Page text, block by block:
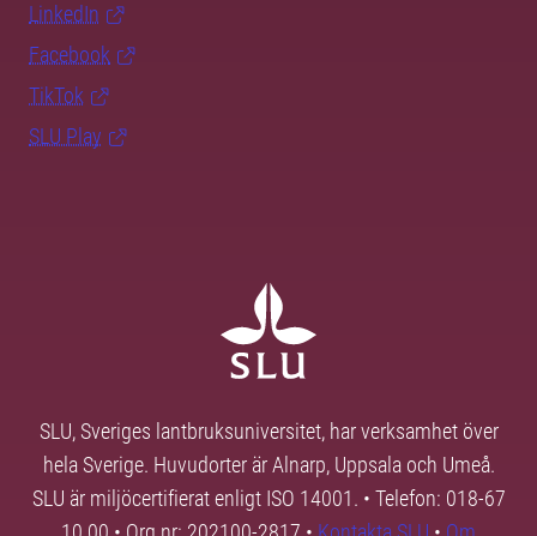
LinkedIn
Facebook
TikTok
SLU Play
SLU, Sveriges lantbruksuniversitet, har verksamhet över
hela Sverige. Huvudorter är Alnarp, Uppsala och Umeå.
SLU är miljöcertifierat enligt ISO 14001. • Telefon: 018-67